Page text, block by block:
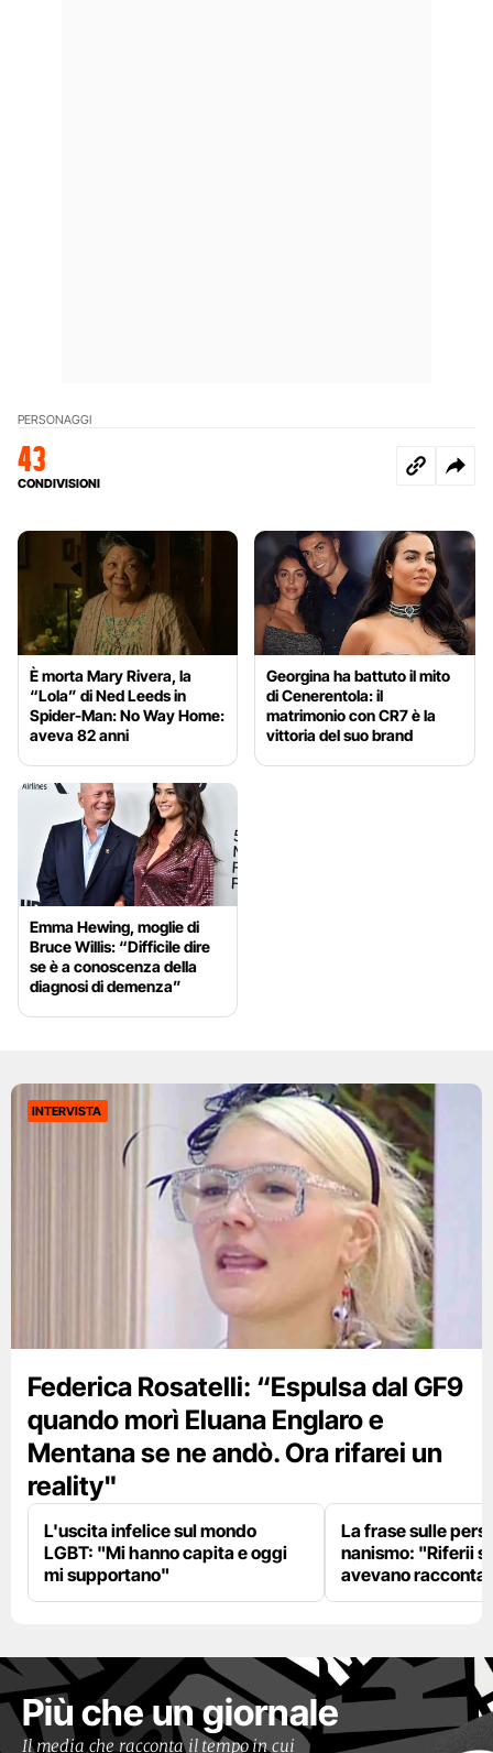
PERSONAGGI
43
CONDIVISIONI
È morta Mary Rivera, la
“Lola” di Ned Leeds in
Spider-Man: No Way Home:
aveva 82 anni
Georgina ha battuto il mito
di Cenerentola: il
matrimonio con CR7 è la
vittoria del suo brand
Emma Hewing, moglie di
Bruce Willis: “Difficile dire
se è a conoscenza della
diagnosi di demenza”
INTERVISTA
Federica Rosatelli: “Espulsa dal GF9
quando morì Eluana Englaro e
Mentana se ne andò. Ora rifarei un
reality"
L'uscita infelice sul mondo
LGBT: "Mi hanno capita e oggi
mi supportano"
La frase sulle
nanismo: "Riferii
avevano
Più che un giornale
Il media che racconta il tempo in cui